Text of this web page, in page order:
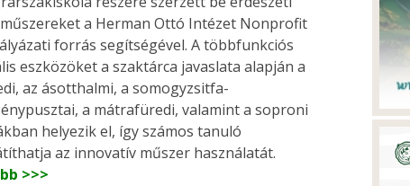
a Herman Ottó Intézet Nonprofit
forrás segítségével. A többfunkciós
eszközöket a szaktárca javaslata alapján a
az ásotthalmi, a somogyzsitfa-
a mátrafüredi, valamint a soproni
helyezik el, így számos tanuló
az innovatív műszer használatát.
>>>